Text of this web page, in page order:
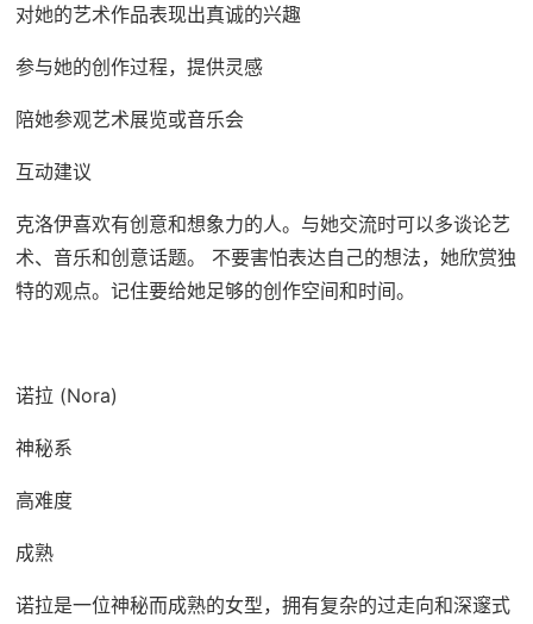
对她的艺术作品表现出真诚的兴趣
参与她的创作过程，提供灵感
陪她参观艺术展览或音乐会
互动建议
克洛伊喜欢有创意和想象力的人。与她交流时可以多谈论艺
术、音乐和创意话题。 不要害怕表达自己的想法，她欣赏独
特的观点。记住要给她足够的创作空间和时间。
诺拉 (Nora)
神秘系
高难度
成熟
诺拉是一位神秘而成熟的女型，拥有复杂的过走向和深邃式